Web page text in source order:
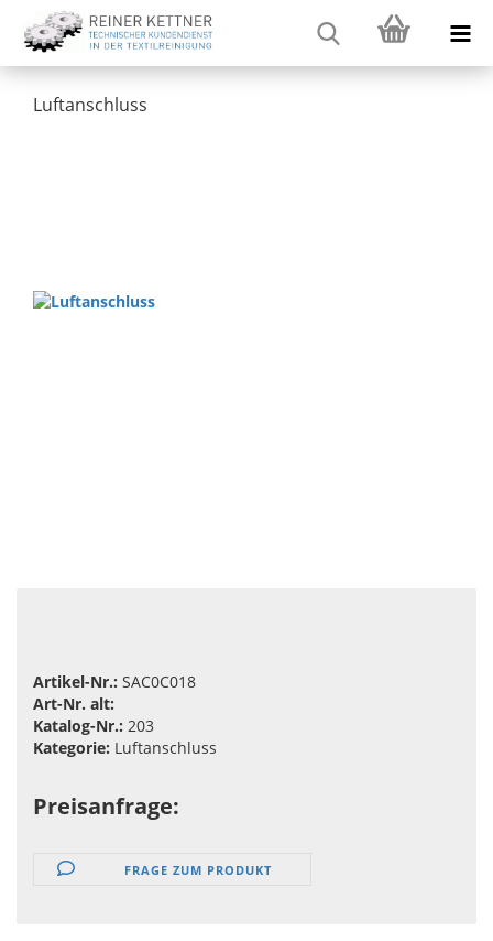
Luftanschluss
Artikel-Nr.: SAC0C018
Art-Nr. alt:
Katalog-Nr.: 203
Kategorie: Luftanschluss
Preisanfrage:
FRAGE ZUM PRODUKT